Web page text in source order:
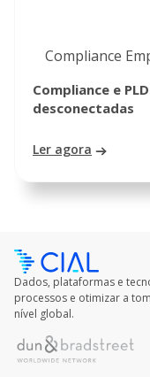
Compliance
Compliance e
desconectadas
Ler agora
Dados, plataformas e
processos e otimizar a
nível global.